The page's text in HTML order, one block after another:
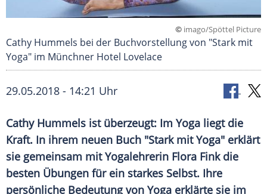
© imago/Spöttel Picture
Cathy Hummels bei der Buchvorstellung von "Stark mit
Yoga" im Münchner Hotel Lovelace
29.05.2018 - 14:21 Uhr
Cathy Hummels ist überzeugt: Im Yoga liegt die
Kraft. In ihrem neuen Buch "Stark mit Yoga" erklärt
sie gemeinsam mit Yogalehrerin Flora Finkdie
besten Übungen für ein starkes Selbst. Ihre
persönliche Bedeutung von Yoga erklärte sie im